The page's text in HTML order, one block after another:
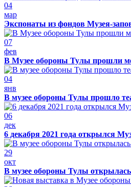
04
мар
Экспонаты из фондов Музея-
07
фев
В Музее обороны Тулы прошли
04
янв
В музее обороны Тулы прошло
06
дек
6 декабря 2021 года открылся
29
окт
В музее обороны Тулы